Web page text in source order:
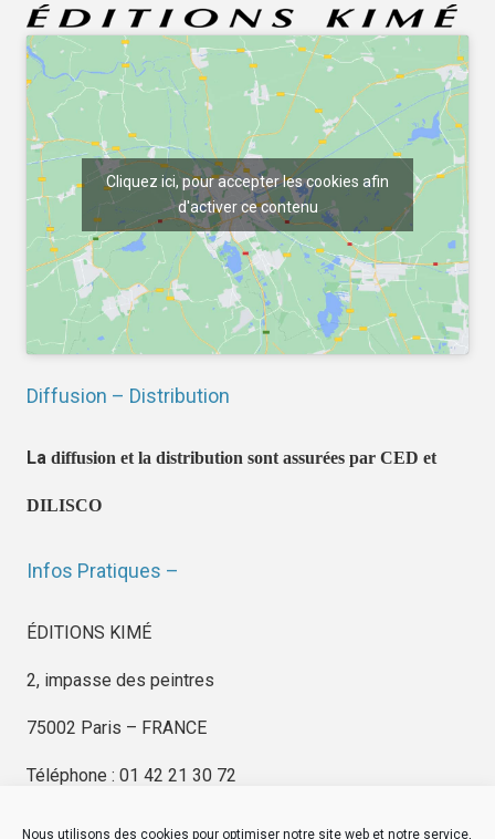
Nous utilisons des cookies pour optimiser notre site web et notre service,
Cliquez ici, pour accepter les cookies afin
d'activer ce contenu
Diffusion – Distribution
La diffusion et la distribution sont assurées par CED et
DILISCO
Infos Pratiques –
ÉDITIONS KIMÉ
2, impasse des peintres
75002 Paris – FRANCE
Téléphone : 01 42 21 30 72